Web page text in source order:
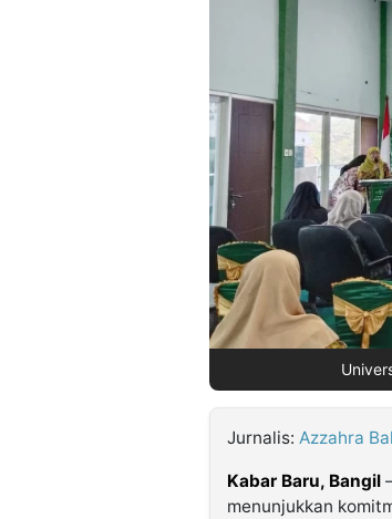
Jurnalis: Azzahra
Kabar Baru, Bangil
menunjukkan